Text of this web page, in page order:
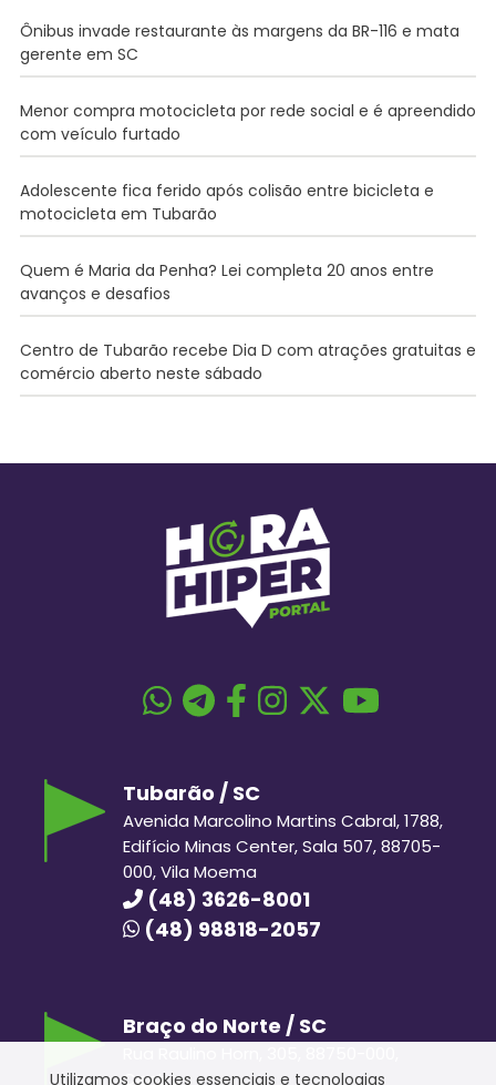
Ônibus invade restaurante às margens da BR-116 e mata
gerente em SC
Menor compra motocicleta por rede social e é apreendido
com veículo furtado
Adolescente fica ferido após colisão entre bicicleta e
motocicleta em Tubarão
Quem é Maria da Penha? Lei completa 20 anos entre
avanços e desafios
Centro de Tubarão recebe Dia D com atrações gratuitas e
comércio aberto neste sábado
Tubarão / SC
Avenida Marcolino Martins Cabral, 1788,
Edifício Minas Center, Sala 507, 88705-
000, Vila Moema
(48) 3626-8001
(48) 98818-2057
Braço do Norte / SC
Centro
Utilizamos cookies essenciais e tecnologias